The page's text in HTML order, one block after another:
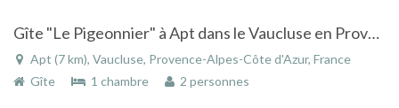
Gîte "Le Pigeonnier" à Apt dans le Vaucluse en Provence-Alpes-Côte d'Azur avec vue sur la campagne
Apt (7 km), Vaucluse, Provence-Alpes-Côte d'Azur, France
Gîte
1 chambre 2 personnes